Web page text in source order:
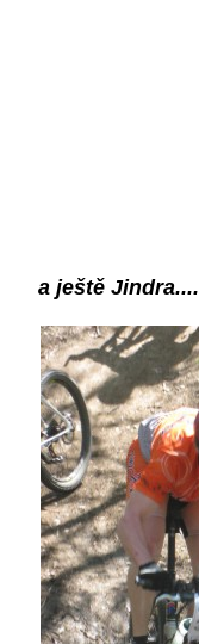
a ještě Jindra....